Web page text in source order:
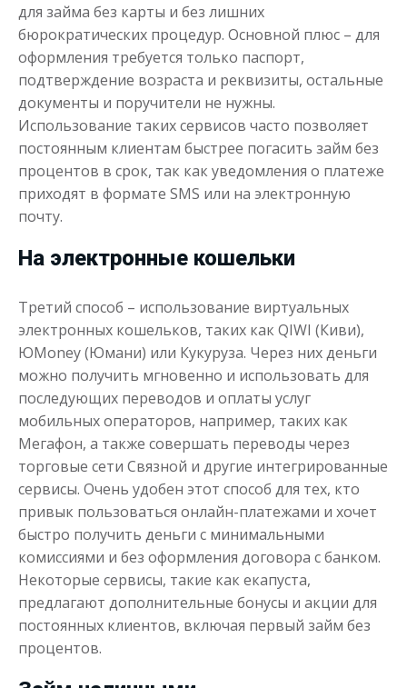
для займа без карты и без лишних
бюрократических процедур. Основной плюс – для
оформления требуется только паспорт,
подтверждение возраста и реквизиты, остальные
документы и поручители не нужны.
Использование таких сервисов часто позволяет
постоянным клиентам быстрее погасить займ без
процентов в срок, так как уведомления о платеже
приходят в формате SMS или на электронную
почту.
На электронные кошельки
Третий способ – использование виртуальных
электронных кошельков, таких как QIWI (Киви),
ЮMoney (Юмани) или Кукуруза. Через них деньги
можно получить мгновенно и использовать для
последующих переводов и оплаты услуг
мобильных операторов, например, таких как
Мегафон, а также совершать переводы через
торговые сети Связной и другие интегрированные
сервисы. Очень удобен этот способ для тех, кто
привык пользоваться онлайн-платежами и хочет
быстро получить деньги с минимальными
комиссиями и без оформления договора с банком.
Некоторые сервисы, такие как екапуста,
предлагают дополнительные бонусы и акции для
постоянных клиентов, включая первый займ без
процентов.